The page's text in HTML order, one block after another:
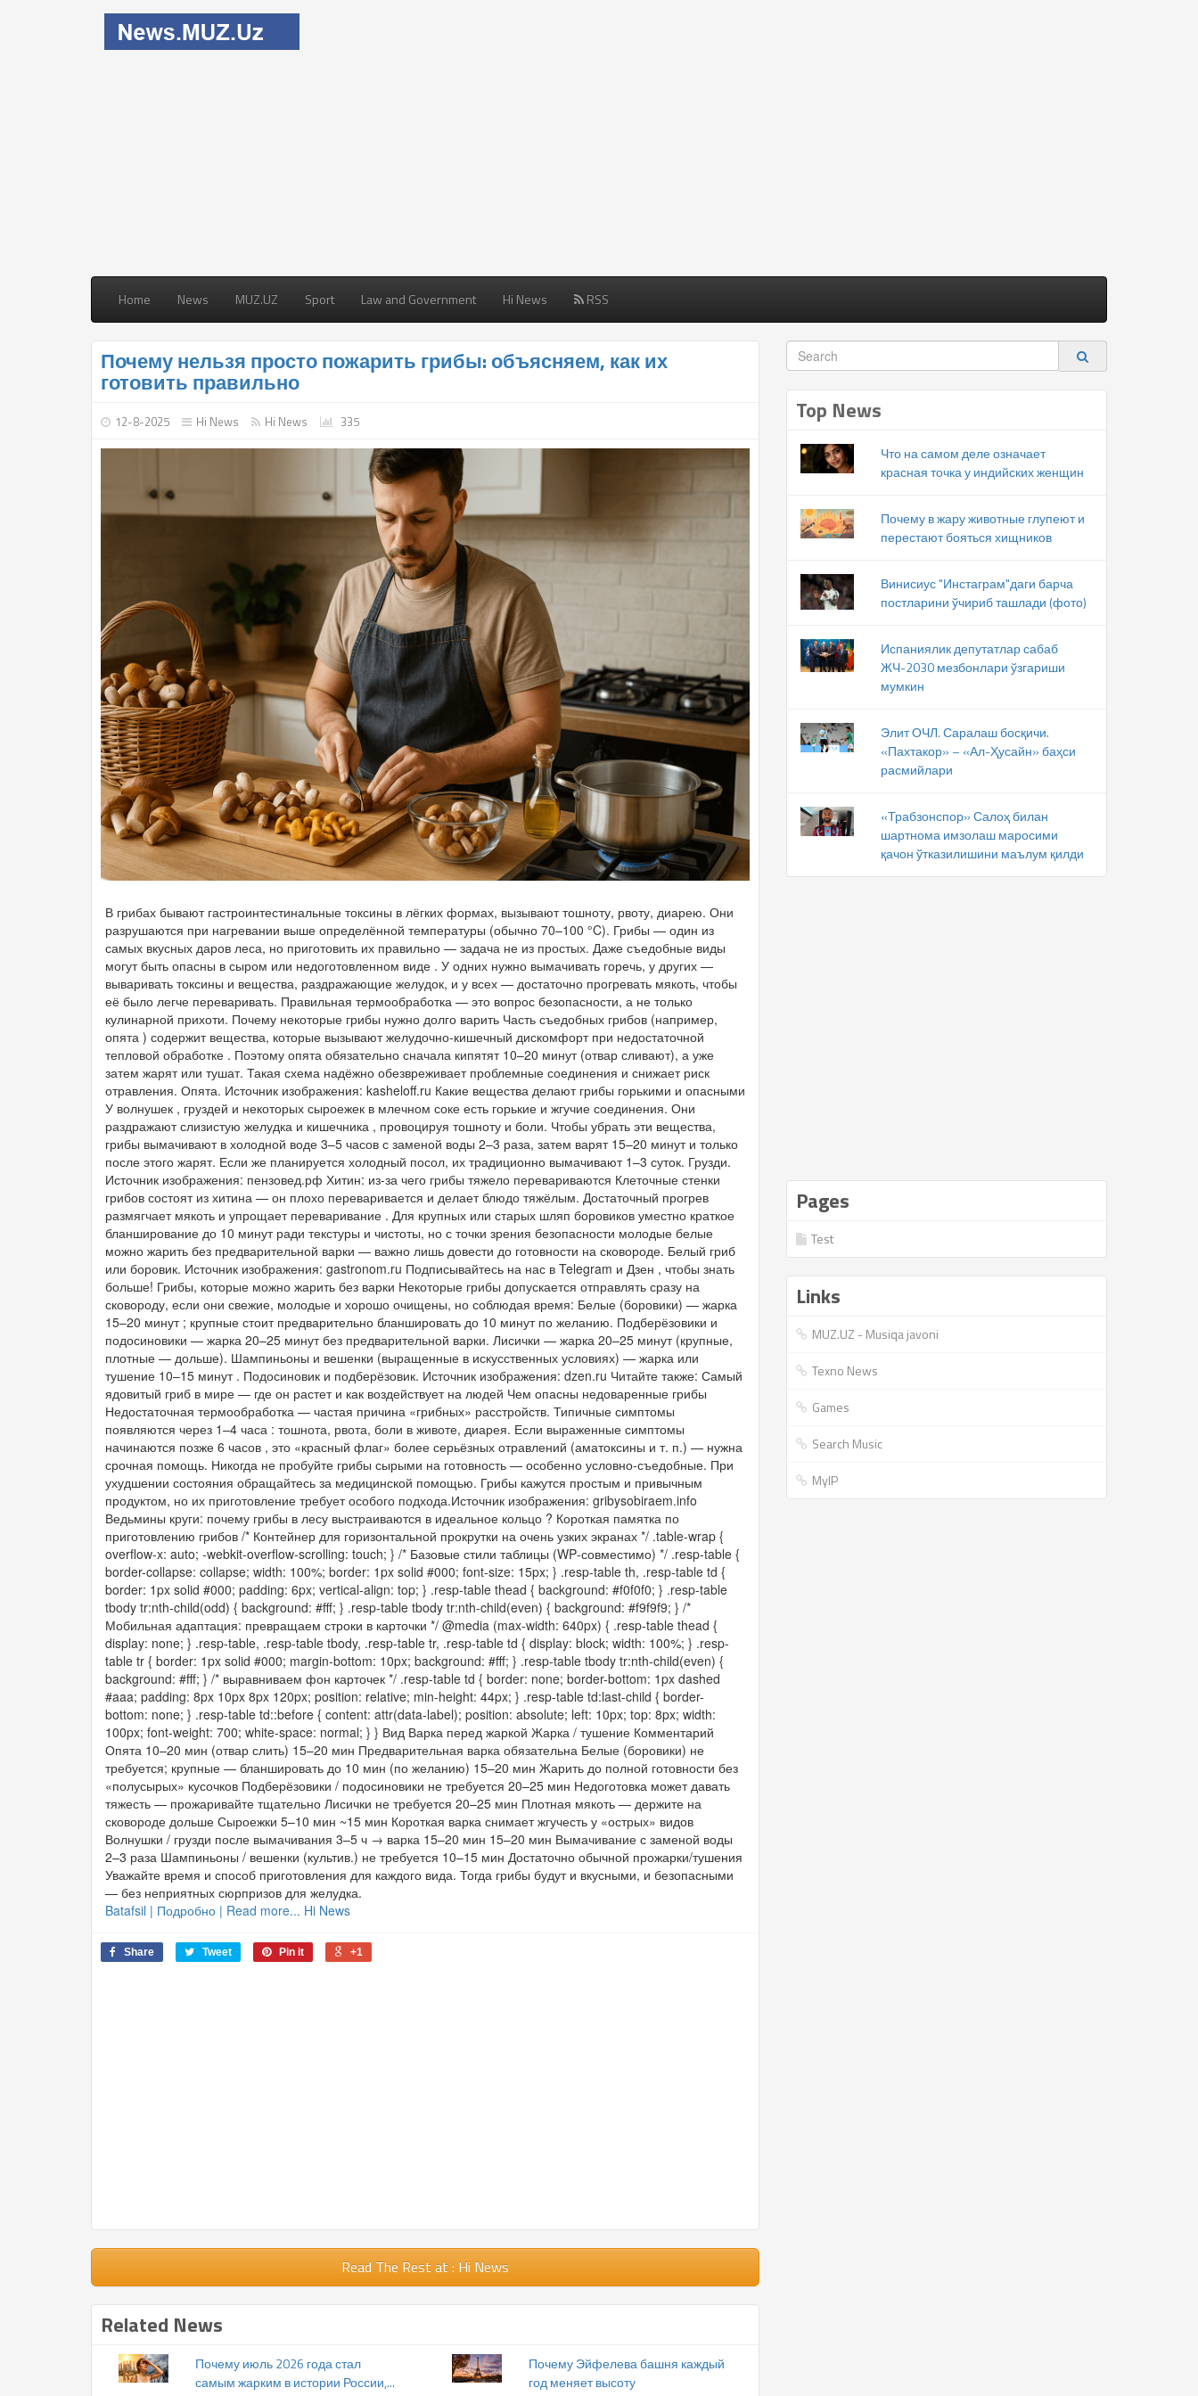
Home News MUZ.UZ Sport Law and Government Hi News RSS
Почему нельзя просто пожарить грибы: объясняем, как их
готовить правильно
12-8-2025 Hi News Hi News 335
В грибах бывают гастроинтестинальные токсины в лёгких формах, вызывают тошноту, рвоту, диарею. Они
разрушаются при нагревании выше определённой температуры (обычно 70–100 °C). Грибы — один из
самых вкусных даров леса, но приготовить их правильно — задача не из простых. Даже съедобные виды
могут быть опасны в сыром или недоготовленном виде . У одних нужно вымачивать горечь, у других —
вываривать токсины и вещества, раздражающие желудок, и у всех — достаточно прогревать мякоть, чтобы
её было легче переваривать. Правильная термообработка — это вопрос безопасности, а не только
кулинарной прихоти. Почему некоторые грибы нужно долго варить Часть съедобных грибов (например,
опята ) содержит вещества, которые вызывают желудочно‑кишечный дискомфорт при недостаточной
тепловой обработке . Поэтому опята обязательно сначала кипятят 10–20 минут (отвар сливают), а уже
затем жарят или тушат. Такая схема надёжно обезвреживает проблемные соединения и снижает риск
отравления. Опята. Источник изображения: kasheloff.ru Какие вещества делают грибы горькими и опасными
У волнушек , груздей и некоторых сыроежек в млечном соке есть горькие и жгучие соединения. Они
раздражают слизистую желудка и кишечника , провоцируя тошноту и боли. Чтобы убрать эти вещества,
грибы вымачивают в холодной воде 3–5 часов с заменой воды 2–3 раза, затем варят 15–20 минут и только
после этого жарят. Если же планируется холодный посол, их традиционно вымачивают 1–3 суток. Грузди.
Источник изображения: пензовед.рф Хитин: из-за чего грибы тяжело перевариваются Клеточные стенки
грибов состоят из хитина — он плохо переваривается и делает блюдо тяжёлым. Достаточный прогрев
размягчает мякоть и упрощает переваривание . Для крупных или старых шляп боровиков уместно краткое
бланширование до 10 минут ради текстуры и чистоты, но с точки зрения безопасности молодые белые
можно жарить без предварительной варки — важно лишь довести до готовности на сковороде. Белый гриб
или боровик. Источник изображения: gastronom.ru Подписывайтесь на нас в Telegram и Дзен , чтобы знать
больше! Грибы, которые можно жарить без варки Некоторые грибы допускается отправлять сразу на
сковороду, если они свежие, молодые и хорошо очищены, но соблюдая время: Белые (боровики) — жарка
15–20 минут ; крупные стоит предварительно бланшировать до 10 минут по желанию. Подберёзовики и
подосиновики — жарка 20–25 минут без предварительной варки. Лисички — жарка 20–25 минут (крупные,
плотные — дольше). Шампиньоны и вешенки (выращенные в искусственных условиях) — жарка или
тушение 10–15 минут . Подосиновик и подберёзовик. Источник изображения: dzen.ru Читайте также: Самый
ядовитый гриб в мире — где он растет и как воздействует на людей Чем опасны недоваренные грибы
Недостаточная термообработка — частая причина «грибных» расстройств. Типичные симптомы
появляются через 1–4 часа : тошнота, рвота, боли в животе, диарея. Если выраженные симптомы
начинаются позже 6 часов , это «красный флаг» более серьёзных отравлений (аматоксины и т. п.) — нужна
срочная помощь. Никогда не пробуйте грибы сырыми на готовность — особенно условно‑съедобные. При
ухудшении состояния обращайтесь за медицинской помощью. Грибы кажутся простым и привычным
продуктом, но их приготовление требует особого подхода.Источник изображения: gribysobiraem.info
Ведьмины круги: почему грибы в лесу выстраиваются в идеальное кольцо ? Короткая памятка по
приготовлению грибов /* Контейнер для горизонтальной прокрутки на очень узких экранах */ .table-wrap {
overflow-x: auto; -webkit-overflow-scrolling: touch; } /* Базовые стили таблицы (WP‑совместимо) */ .resp-table {
border-collapse: collapse; width: 100%; border: 1px solid #000; font-size: 15px; } .resp-table th, .resp-table td {
border: 1px solid #000; padding: 6px; vertical-align: top; } .resp-table thead { background: #f0f0f0; } .resp-table
tbody tr:nth-child(odd) { background: #fff; } .resp-table tbody tr:nth-child(even) { background: #f9f9f9; } /*
Мобильная адаптация: превращаем строки в карточки */ @media (max-width: 640px) { .resp-table thead {
display: none; } .resp-table, .resp-table tbody, .resp-table tr, .resp-table td { display: block; width: 100%; } .resp-
table tr { border: 1px solid #000; margin-bottom: 10px; background: #fff; } .resp-table tbody tr:nth-child(even) {
background: #fff; } /* выравниваем фон карточек */ .resp-table td { border: none; border-bottom: 1px dashed
#aaa; padding: 8px 10px 8px 120px; position: relative; min-height: 44px; } .resp-table td:last-child { border-
bottom: none; } .resp-table td::before { content: attr(data-label); position: absolute; left: 10px; top: 8px; width:
100px; font-weight: 700; white-space: normal; } } Вид Варка перед жаркой Жарка / тушение Комментарий
Опята 10–20 мин (отвар слить) 15–20 мин Предварительная варка обязательна Белые (боровики) не
требуется; крупные — бланшировать до 10 мин (по желанию) 15–20 мин Жарить до полной готовности без
«полусырых» кусочков Подберёзовики / подосиновики не требуется 20–25 мин Недоготовка может давать
тяжесть — прожаривайте тщательно Лисички не требуется 20–25 мин Плотная мякоть — держите на
сковороде дольше Сыроежки 5–10 мин ~15 мин Короткая варка снимает жгучесть у «острых» видов
Волнушки / грузди после вымачивания 3–5 ч → варка 15–20 мин 15–20 мин Вымачивание с заменой воды
2–3 раза Шампиньоны / вешенки (культив.) не требуется 10–15 мин Достаточно обычной прожарки/тушения
Уважайте время и способ приготовления для каждого вида. Тогда грибы будут и вкусными, и безопасными
— без неприятных сюрпризов для желудка.
Batafsil | Подробно | Read more... Hi News
Share Tweet Pin it +1
Read The Rest at : Hi News
Related News
Почему июль 2026 года стал
самым жарким в истории России,...
Почему Эйфелева башня каждый
год меняет высоту
Top News
Что на самом деле означает
красная точка у индийских женщин
Почему в жару животные глупеют и
перестают бояться хищников
Винисиус "Инстаграм"даги барча
постларини ўчириб ташлади (фото)
Испаниялик депутатлар сабаб
ЖЧ-2030 мезбонлари ўзгариши
мумкин
Элит ОЧЛ. Саралаш босқичи.
«Пахтакор» – «Ал-Ҳусайн» баҳси
расмийлари
«Трабзонспор» Салоҳ билан
шартнома имзолаш маросими
қачон ўтказилишини маълум қилди
Pages
Test
Links
MUZ.UZ - Musiqa javoni
Texno News
Games
Search Music
MyIP